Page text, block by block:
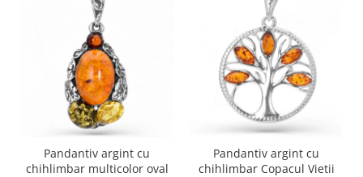
Pandantiv argint cu
chihlimbar multicolor oval
Pandantiv argint cu
chihlimbar Copacul Vietii